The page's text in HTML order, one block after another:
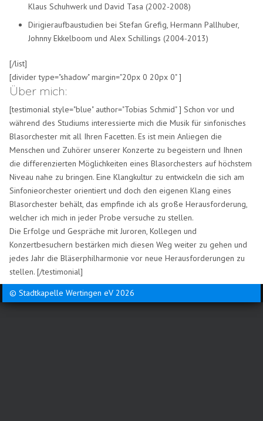
Klaus Schuhwerk und David Tasa (2002-2008)
Dirigieraufbaustudien bei Stefan Grefig, Hermann Pallhuber,
Johnny Ekkelboom und Alex Schillings (2004-2013)
[/list]
[divider type="shadow" margin="20px 0 20px 0" ]
Über mich:
[testimonial style="blue" author="Tobias Schmid" ] Schon vor und
während des Studiums interessierte mich die Musik für sinfonisches
Blasorchester mit all Ihren Facetten. Es ist mein Anliegen die
Menschen und Zuhörer unserer Konzerte zu begeistern und Ihnen
die differenzierten Möglichkeiten eines Blasorchesters auf höchstem
Niveau nahe zu bringen. Eine Klangkultur zu entwickeln die sich am
Sinfonieorchester orientiert und doch den eigenen Klang eines
Blasorchester behält, das empfinde ich als große Herausforderung,
welcher ich mich in jeder Probe versuche zu stellen.
Die Erfolge und Gespräche mit Juroren, Kollegen und
Konzertbesuchern bestärken mich diesen Weg weiter zu gehen und
jedes Jahr die Bläserphilharmonie vor neue Herausforderungen zu
stellen. [/testimonial]
© Stadtkapelle Wertingen eV 2026